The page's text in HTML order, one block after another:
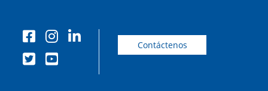
Contáctenos